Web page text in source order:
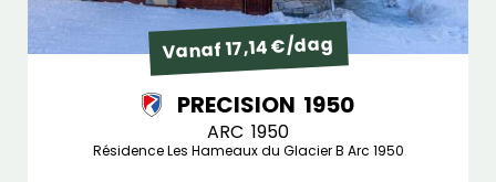
Vanaf 17,14 €/dag
PRECISION 1950
ARC 1950
Résidence Les Hameaux du Glacier B Arc 1950